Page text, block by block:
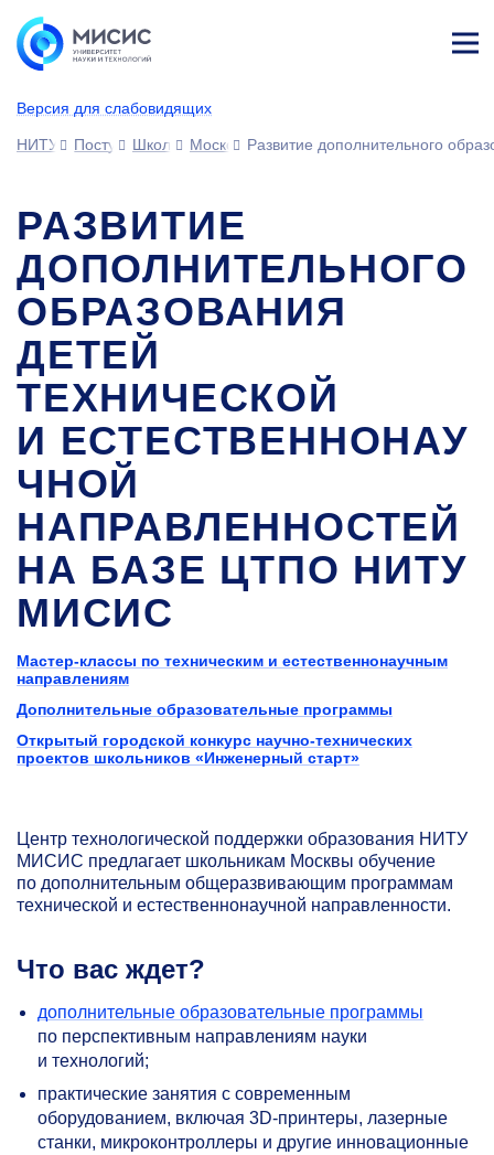
Версия для слабовидящих
ине
НИТУ МИСИСПоступающимШкольникамМосковские образовательные проекты
Развитие дополнительного
РАЗВИТИЕ
ДОПОЛНИТЕЛЬНОГО
ОБРАЗОВАНИЯ
ДЕТЕЙ
ТЕХНИЧЕСКОЙ
И ЕСТЕСТВЕННОНАУ
ЧНОЙ
НАПРАВЛЕННОСТЕЙ
НА БАЗЕ ЦТПО НИТУ
МИСИС
Мастер-классы по техническим и естественнонаучным
направлениям
Дополнительные образовательные программы
​​​​​​Открытый городской конкурс научно-технических
проектов школьников «Инженерный старт»
Центр технологической поддержки образования НИТУ
МИСИС предлагает школьникам Москвы обучение
по дополнительным общеразвивающим программам
технической и естественнонаучной направленности.
Что вас ждет?
дополнительные образовательные программы
по перспективным направлениям науки
и технологий;
практические занятия с современным
оборудованием, включая 3D-принтеры, лазерные
станки, микроконтроллеры и другие инновационные